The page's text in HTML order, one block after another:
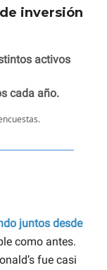
inversión
activos
cada año.
juntos desde
como antes.
fue casi